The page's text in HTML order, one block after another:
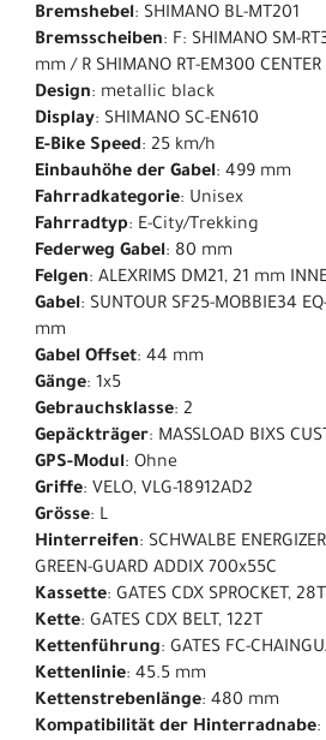
Bremshebel: SHIMANO BL-MT201
Bremsscheiben: F: SHIMANO SM-
mm / R SHIMANO RT-EM300
Design: metallic black
Display: SHIMANO SC-EN610
E-Bike Speed: 25 km/h
Einbauhöhe der Gabel: 499 mm
Fahrradkategorie: Unisex
Fahrradtyp: E-City/Trekking
Federweg Gabel: 80 mm
Felgen: ALEXRIMS DM21, 21 mm
Gabel: SUNTOUR SF25-MOBBIE34
mm
Gabel Offset: 44 mm
Gänge: 1x5
Gebrauchsklasse: 2
Gepäckträger: MASSLOAD BIXS
GPS-Modul: Ohne
Griffe: VELO, VLG-18912AD2
Grösse: L
Hinterreifen: SCHWALBE
GREEN-GUARD ADDIX 700x55C
Kassette: GATES CDX SPROCKET, 28T
Kette: GATES CDX BELT, 122T
Kettenführung: GATES FC-
Kettenlinie: 45.5 mm
Kettenstrebenlänge: 480 mm
Kompatibilität der Hinterradnabe: